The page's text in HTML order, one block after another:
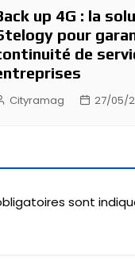
up 4G : la
pour
de
Cityramag 27/05/
sont